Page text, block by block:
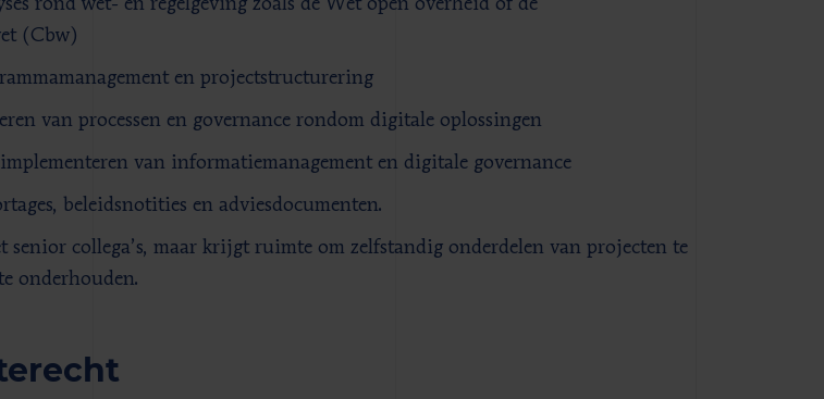
(Cbw)
en projectstructurering
van processen en governance rondom digitale oplossingen
van informatiemanagement en digitale governance
beleidsnotities en adviesdocumenten.
senior collega’s, maar krijgt ruimte om zelfstandig onderdelen van projecten te
onderhouden.